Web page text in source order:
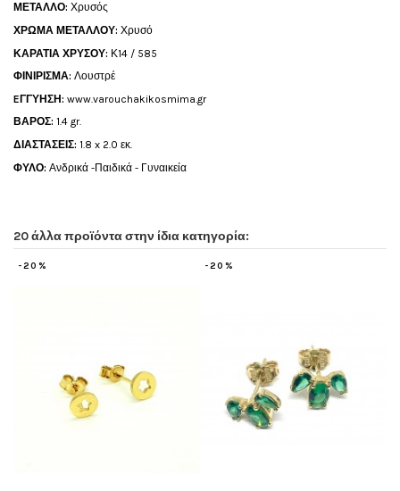
ΜΕΤΑΛΛΟ: Χρυσός
ΧΡΩΜΑ ΜΕΤΑΛΛΟΥ: Χρυσό
ΚΑΡΑΤΙΑ ΧΡΥΣΟΥ: Κ14 / 585
ΦΙΝΙΡΙΣΜΑ: Λουστρέ
EΓΓΥΗΣΗ: www.varouchakikosmima.gr
ΒΑΡΟΣ: 1.4 gr.
ΔΙΑΣΤΑΣΕΙΣ: 1.8 x 2.0 εκ.
ΦΥΛΟ: Ανδρικά -Παιδικά - Γυναικεία
20 άλλα προϊόντα στην ίδια κατηγορία: